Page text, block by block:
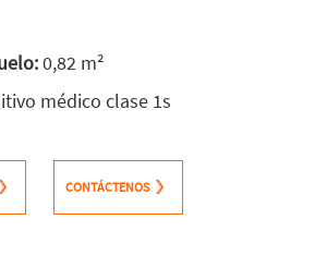
0,82 m²
médico clase 1s
CONTÁCTENOS